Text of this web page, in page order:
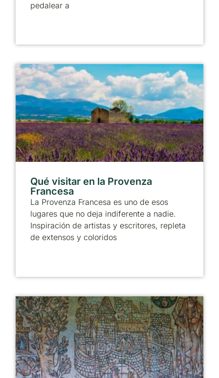
pedalear a
Qué visitar en la Provenza
Francesa
La Provenza Francesa es uno de esos
lugares que no deja indiferente a nadie.
Inspiración de artistas y escritores, repleta
de extensos y coloridos